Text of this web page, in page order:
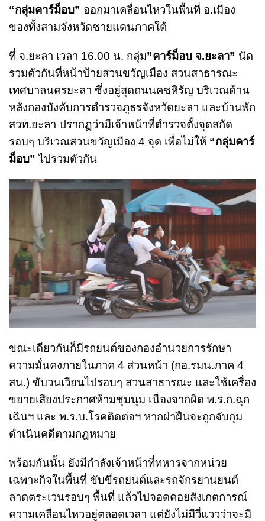
“กลุ่มคาร์ม็อบ” ออกมาเคลื่อนไหวในพื้นที่ อ.เมือง
ของทั้งสามจังหวัดชายแดนภาคใต้
ที่ จ.ยะลา เวลา 16.00 น. กลุ่ม”คาร์ม็อบ จ.ยะลา” นัด
รวมตัวกันที่หน้าป้ายสวนขวัญเมือง สวนสาธารณะ
เทศบาลนครยะลา ซึ่งอยู่สุดถนนคชหิรัญ บริเวณด้าน
หลังกองบังคับการตำรวจภูธรจังหวัดยะลา และบ้านพัก
สวท.ยะลา ปรากฏว่ามีเจ้าหน้าที่ตำรวจตั้งจุดสกัด
รอบๆ บริเวณสวนขวัญเมือง 4 จุด เพื่อไม่ให้ “กลุ่มคาร์
ม็อบ” ไปรวมตัวกัน
ขณะเดียวกันก็มีรถยนต์ของกองอำนวยการรักษา
ความมั่นคงภายในภาค 4 ส่วนหน้า (กอ.รมน.ภาค 4
สน.) ขับวนเวียนไปรอบๆ สวนสาธารณะ และใช้เครื่อง
ขยายเสียงประกาศห้ามชุมนุม เนื่องจากผิด พ.ร.ก.ฉุก
เฉินฯ และ พ.ร.บ.โรคติดต่อฯ หากฝ่าฝืนจะถูกจับกุม
ดำเนินคดีตามกฎหมาย
พร้อมกันนั้น ยังมีกำลังเจ้าหน้าที่ทหารจากหน่วย
เฉพาะกิจในพื้นที่ ขับขี่รถยนต์และรถจักรยานยนต์
ลาดตระเวนรอบๆ พื้นที่ แล้วไปจอดคอยสังเกตการณ์
ความเคลื่อนไหวอยู่ตลอดเวลา แต่ยังไม่มีวี่แววว่าจะมี